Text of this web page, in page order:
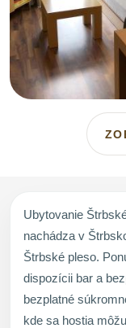
Ubytovanie
nachádza v
Štrbské pleso.
dispozícii bar a
bezplatné
kde sa hostia